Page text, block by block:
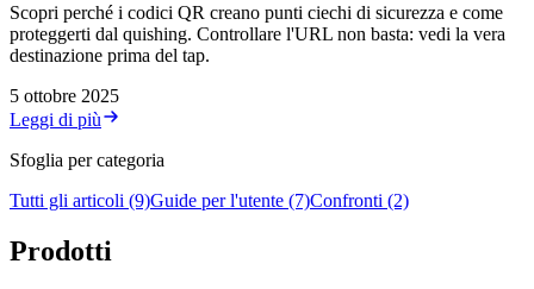
Scopri perché i codici QR creano punti ciechi di sicurezza e come
proteggerti dal quishing. Controllare l'URL non basta: vedi la vera
destinazione prima del tap.
5 ottobre 2025
Leggi di più
Sfoglia per categoria
Tutti gli articoli (9)Guide per l'utente (7)Confronti (2)
Prodotti